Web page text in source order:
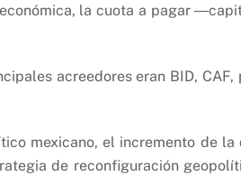
la cuota a pagar
acreedores eran BID, CAF,
mexicano, el incremento de la
de reconfiguración